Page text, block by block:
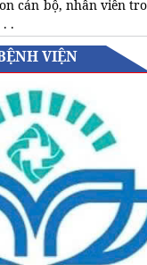
cán bộ, nhân viên
.
VIỆN